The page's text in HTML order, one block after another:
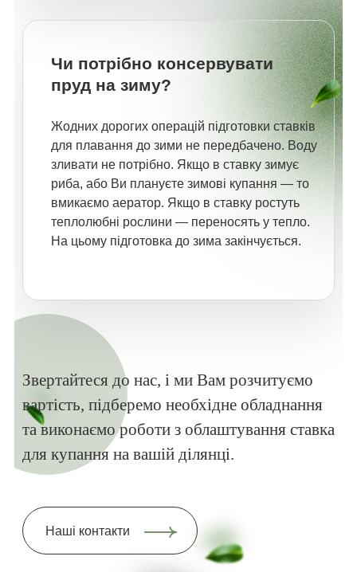
Чи потрібно консервувати
пруд на зиму?
Жодних дорогих операцій підготовки ставків
для плавання до зими не передбачено. Воду
зливати не потрібно. Якщо в ставку зимує
риба, або Ви плануєте зимові купання — то
вмикаємо аератор. Якщо в ставку ростуть
теплолюбні рослини — переносять у тепло.
На цьому підготовка до зима закінчується.
Звертайтеся до нас, і ми Вам розчитуємо
вартість, підберемо необхідне обладнання
та виконаємо роботи з облаштування ставка
для купання на вашій ділянці.
Наші контакти